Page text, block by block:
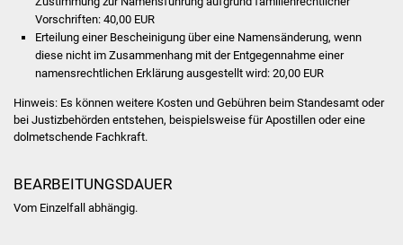
Veranstaltungen
Stadtfest
Vorschriften: 40,00 EUR
Erteilung einer Bescheinigung über eine Namensänderung, wenn
diese nicht im Zusammenhang mit der Entgegennahme einer
namensrechtlichen Erklärung ausgestellt wird: 20,00 EUR
Hinweis: Es können weitere Kosten und Gebühren beim Standesamt oder
bei Justizbehörden entstehen, beispielsweise für Apostillen oder eine
dolmetschende Fachkraft.
BEARBEITUNGSDAUER
Vom Einzelfall abhängig.